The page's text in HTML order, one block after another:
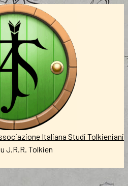
Italiana Studi Tolkieniani
J.R.R. Tolkien